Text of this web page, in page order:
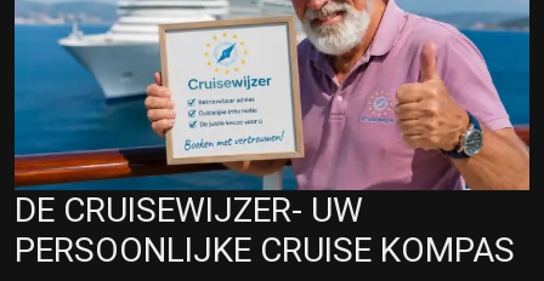
DE CRUISEWIJZER- UW
PERSOONLIJKE CRUISE KOMPAS